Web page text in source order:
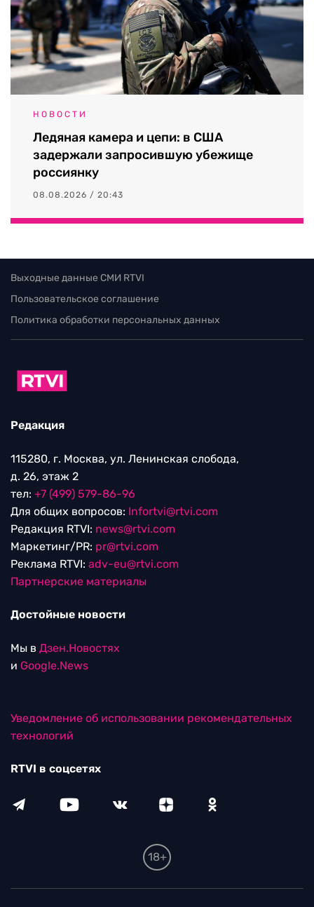
НОВОСТИ
Ледяная камера и цепи: в США
задержали запросившую убежище
россиянку
08.08.2026 / 20:43
Выходные данные СМИ RTVI
Пользовательское соглашение
Политика обработки персональных данных
Редакция
115280, г. Москва, ул. Ленинская слобода,
д. 26, этаж 2
тел: +7 (499) 579-86-96
Для общих вопросов: Infortvi@rtvi.com
Редакция RTVI: news@rtvi.com
Маркетинг/PR: pr@rtvi.com
Реклама RTVI: adv-eu@rtvi.com
Партнерские материалы
Достойные новости
Мы в Дзен.Новостях
и Google.News
Уведомление об использовании рекомендательных
технологий
RTVI в соцсетях
18+